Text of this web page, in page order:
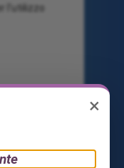
×
l'utilizzo